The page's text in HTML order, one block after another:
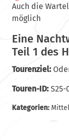
Auch die
möglich
Eine
Teil 1 des
Tourenziel:
Touren-ID:S25-
Kategorien: